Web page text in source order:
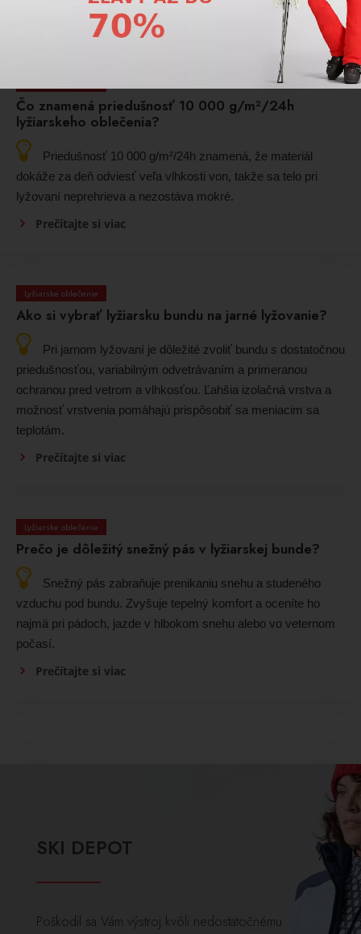
Prečítajte si viac
Čo znamená priedušnosť 10 000 g/m²/24h
lyžiarskeho oblečenia?
Priedušnosť 10 000 g/m²/24h znamená, že materiál
dokáže za deň odviesť veľa vlhkosti von, takže sa telo pri
lyžovaní neprehrieva a nezostáva mokré.
Prečítajte si viac
Lyžiarske oblečenie
Ako si vybrať lyžiarsku bundu na jarné lyžovanie?
Pri jarnom lyžovaní je dôležité zvoliť bundu s dostatočnou
priedušnosťou, variabilným odvetrávaním a primeranou
ochranou pred vetrom a vlhkosťou. Ľahšia izolačná vrstva a
možnosť vrstvenia pomáhajú prispôsobiť sa meniacim sa
teplotám.
Prečítajte si viac
Lyžiarske oblečenie
Prečo je dôležitý snežný pás v lyžiarskej bunde?
Snežný pás zabraňuje prenikaniu snehu a studeného
vzduchu pod bundu. Zvyšuje tepelný komfort a oceníte ho
najmä pri pádoch, jazde v hlbokom snehu alebo vo veternom
počasí.
Prečítajte si viac
SKI DEPOT
Poškodil sa Vám výstroj kvôli nedostatočnému